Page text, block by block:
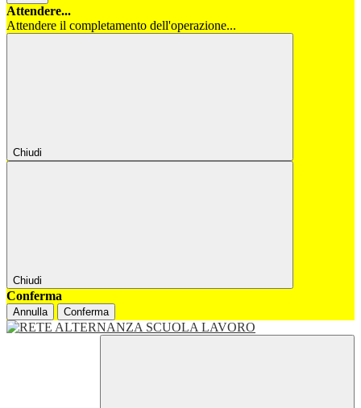
Attendere...
Attendere il completamento dell'operazione...
Chiudi
Chiudi
Conferma
Annulla Conferma